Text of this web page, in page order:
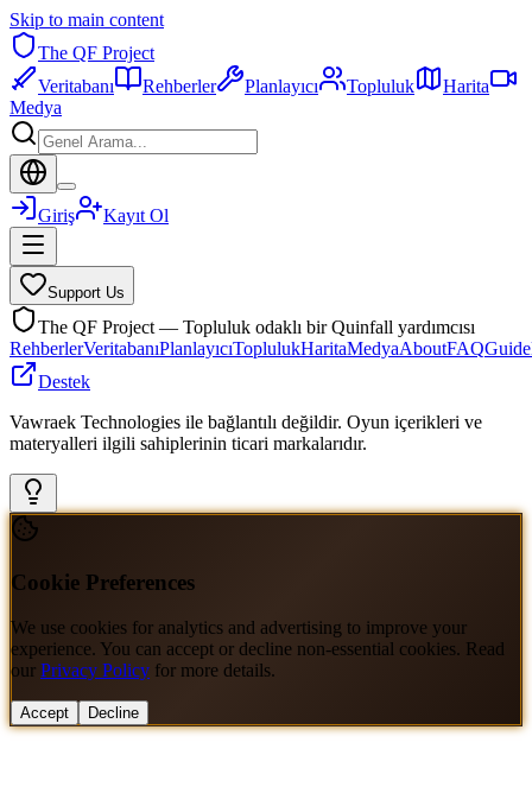
Skip to main content
The QF Project
Veritabanı
Rehberler Planlayıcı Topluluk
Harita
Medya
Giriş Kayıt Ol
Support Us
The QF Project — Topluluk odaklı bir Quinfall yardımcısı
RehberlerVeritabanıPlanlayıcıToplulukHaritaMedyaAboutFAQ
Destek
Vawraek Technologies ile bağlantılı değildir. Oyun içerikleri ve
materyalleri ilgili sahiplerinin ticari markalarıdır.
Cookie Preferences
We use cookies for analytics and advertising to improve your
experience. You can accept or decline non-essential cookies. Read
our Privacy Policy for more details.
Accept Decline